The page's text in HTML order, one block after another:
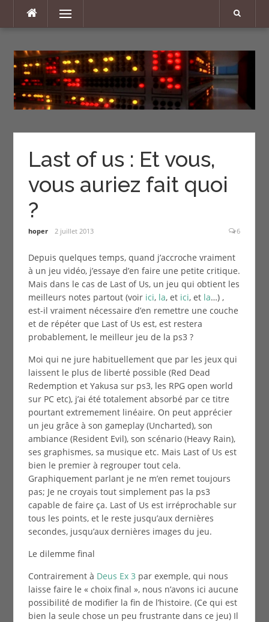
Menu
Last of us : Et vous,
vous auriez fait quoi
?
hoper 2 juillet 2013 6
Depuis quelques temps, quand j’accroche vraiment
à un jeu vidéo, j’essaye d’en faire une petite critique.
Mais dans le cas de Last of Us, un jeu qui obtient les
meilleurs notes partout (voir ici, la, et ici, et la…) ,
est-il vraiment nécessaire d’en remettre une couche
et de répéter que Last of Us est, est restera
probablement, le meilleur jeu de la ps3 ?
Moi qui ne jure habituellement que par les jeux qui
laissent le plus de liberté possible (Red Dead
Redemption et Yakusa sur ps3, les RPG open world
sur PC etc), j’ai été totalement absorbé par ce titre
pourtant extremement linéaire. On peut apprécier
un jeu grâce à son gameplay (Uncharted), son
ambiance (Resident Evil), son scénario (Heavy Rain),
ses graphismes, sa musique etc. Mais Last of Us est
bien le premier à regrouper tout cela.
Graphiquement parlant je ne m’en remet toujours
pas; Je ne croyais tout simplement pas la ps3
capable de faire ça. Last of Us est irréprochable sur
tous les points, et le reste jusqu’aux dernières
secondes, jusqu’aux dernières images du jeu.
Le dilemme final
Contrairement à Deus Ex 3 par exemple, qui nous
laisse faire le « choix final », nous n’avons ici aucune
possibilité de modifier la fin de l’histoire. (Ce qui est
bien la seule chose un peu frustrante dans ce jeu) Il